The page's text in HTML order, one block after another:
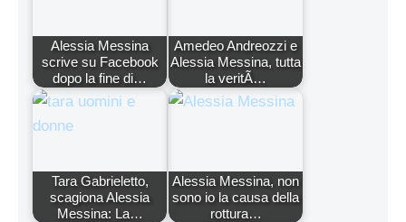
Alessia Messina
scrive su Facebook
dopo la fine di…
Amedeo Andreozzi e
Alessia Messina, tutta
la veritÃ…
Tara Gabrieletto,
scagiona Alessia
Messina: La…
Alessia Messina, non
sono io la causa della
rottura…